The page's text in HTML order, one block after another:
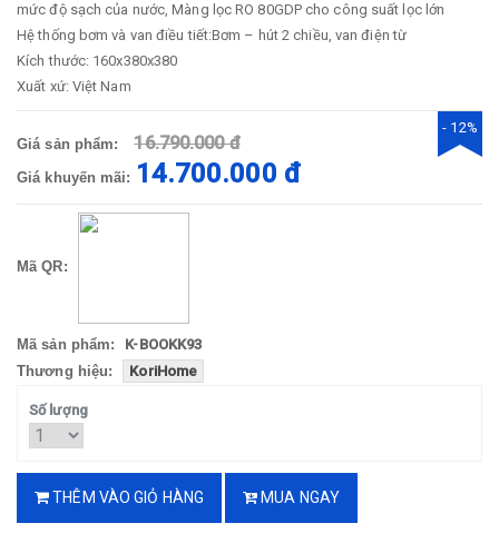
mức độ sạch của nước, Màng lọc RO 80GDP cho công suất lọc lớn
Hệ thống bơm và van điều tiết:Bơm – hút 2 chiều, van điện từ
Kích thước: 160x380x380
Xuất xứ: Việt Nam
Giá sản phẩm: 16.790.000 đ
Giá khuyến mãi: 14.700.000 đ
- 12%
Mã QR:
Mã sản phẩm:
K-BOOKK93
Thương hiệu:
KoriHome
Số lượng
THÊM VÀO GIỎ HÀNG MUA NGAY